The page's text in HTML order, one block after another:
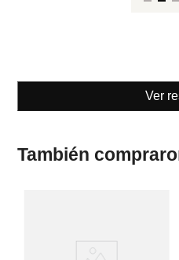
Ver
También